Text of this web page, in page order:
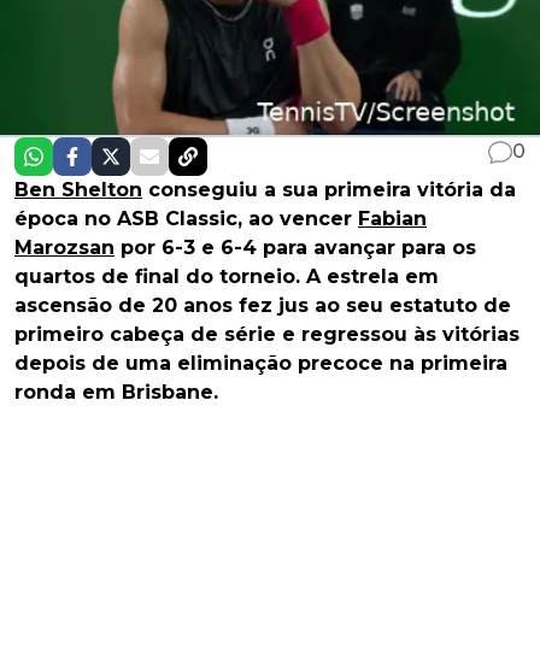
0
Ben Shelton conseguiu a sua primeira vitória da
época no ASB Classic, ao vencer Fabian
Marozsan por 6-3 e 6-4 para avançar para os
quartos de final do torneio. A estrela em
ascensão de 20 anos fez jus ao seu estatuto de
primeiro cabeça de série e regressou às vitórias
depois de uma eliminação precoce na primeira
ronda em Brisbane.